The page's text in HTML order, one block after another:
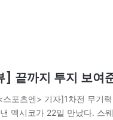
] 끝까지 투지 보여
포츠엔> 기자]1차전 무기
멕시코가 22일 만났다. 스